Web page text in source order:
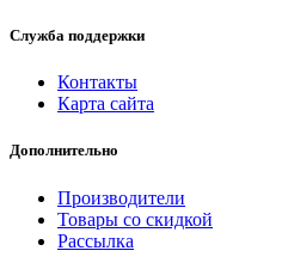
Служба поддержки
Контакты
Карта сайта
Дополнительно
Производители
Товары со скидкой
Рассылка